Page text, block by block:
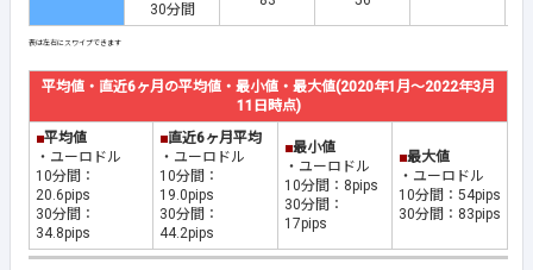
30分間
平均値・直近6ヶ月の平均値・最小値・最大値(2020年1月～2022年3月
11日時点)
■平均値
・ユーロドル
10分間：
20.6pips
30分間：
34.8pips
■直近6ヶ月平均
・ユーロドル
10分間：
19.0pips
30分間：
44.2pips
■最小値
・ユーロドル
10分間：8pips
30分間：
17pips
■最大値
・ユーロドル
10分間：54pips
30分間：83pips